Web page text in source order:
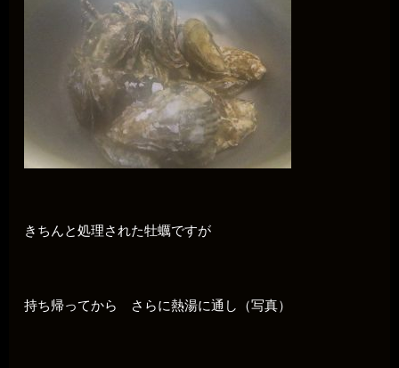
きちんと処理された牡蠣ですが
持ち帰ってから さらに熱湯に通し（写真）